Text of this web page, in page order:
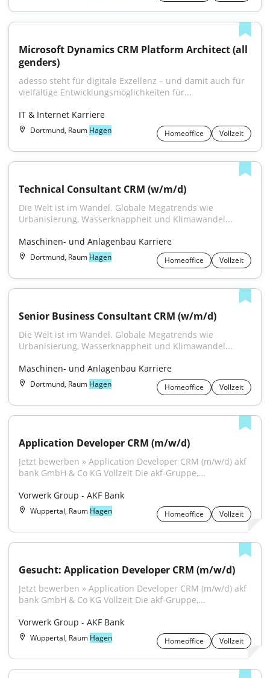
Microsoft Dynamics CRM Platform Architect (all
genders)
adesso steht für digitale Exzellenz – und damit auch für
vielfältige Entwicklungsmöglichkeiten für...
IT & Internet Karriere
Dortmund, Raum Hagen Homeoffice Vollzeit
Technical Consultant CRM (w/m/d)
Die Welt ist im Wandel. Globale Megatrends wie
Urbanisierung, Wasserknappheit und Klimawandel...
Maschinen- und Anlagenbau Karriere
Dortmund, Raum Hagen Homeoffice Vollzeit
Senior Business Consultant CRM (w/m/d)
Die Welt ist im Wandel. Globale Megatrends wie
Urbanisierung, Wasserknappheit und Klimawandel...
Maschinen- und Anlagenbau Karriere
Dortmund, Raum Hagen Homeoffice Vollzeit
Application Developer CRM (m/w/d)
Jetzt bewerben » Application Developer CRM (m/w/d) akf
bank GmbH & Co KG Vollzeit Die akf-Gruppe,...
Vorwerk Group - AKF Bank
Wuppertal, Raum Hagen Homeoffice Vollzeit
Gesucht: Application Developer CRM (m/w/d)
Jetzt bewerben » Application Developer CRM (m/w/d) akf
bank GmbH & Co KG Vollzeit Die akf-Gruppe,...
Vorwerk Group - AKF Bank
Wuppertal, Raum Hagen Homeoffice Vollzeit